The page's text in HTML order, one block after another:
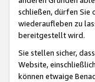
schließen, dürfen Sie
wiederaufleben zu
bereitgestellt wird.
Sie stellen sicher,
Website,
können etwaige